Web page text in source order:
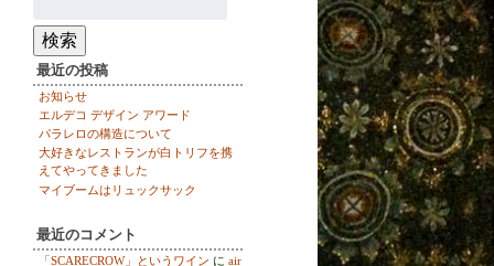
索:
検索
最近の投稿
お知らせ
エルデコ デザイン アワード
パラレロの構造について
大好きなレストランが白トリフを携
えてやってきました
マイブームはリュックサック
最近のコメント
「SCARECROW」というワイン に air